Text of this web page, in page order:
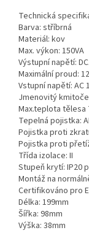
Technická
Barva: stříbrná
Materiál: kov
Max. výkon: 150VA
Výstupní napětí:
Maximální proud:
Vstupní napětí: AC
Jmenovitý
Max.teplota tělesa
Tepelná pojistka:
Pojistka proti
Pojistka proti
Třída izolace: II
Stupeň krytí: IP20
Montáž na
Certifikováno pro
Délka: 199mm
Šířka: 98mm
Výška: 38mm